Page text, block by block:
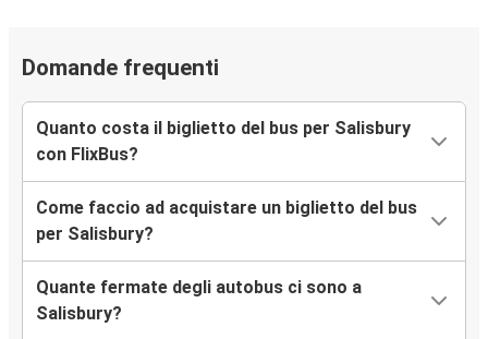
Domande frequenti
Quanto costa il biglietto del bus per Salisbury
con FlixBus?
Come faccio ad acquistare un biglietto del bus
per Salisbury?
Quante fermate degli autobus ci sono a
Salisbury?